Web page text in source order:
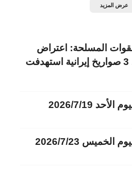
عرض المزيد
المسلحة: اعتراض
وإسقاط 3 صواريخ إيرانية استهدفت
2026/7/19
الخميس 2026/7/23